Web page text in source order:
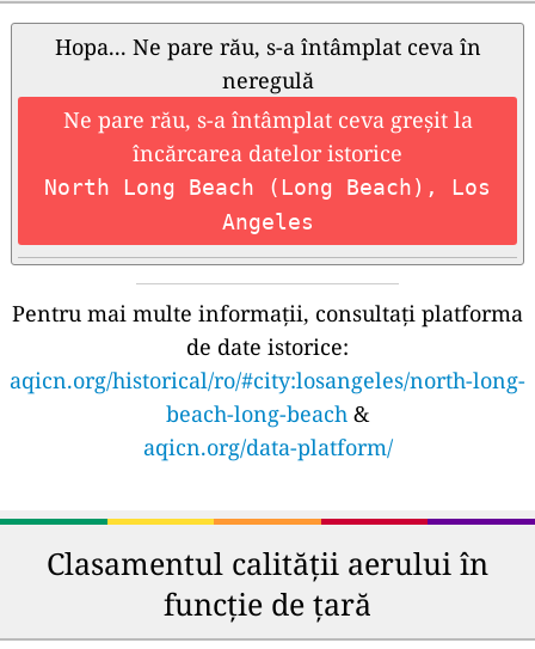
Hopa... Ne pare rău, s-a întâmplat ceva în
neregulă
Ne pare rău, s-a întâmplat ceva greșit la
încărcarea datelor istorice
North Long Beach (Long Beach), Los
Angeles
Pentru mai multe informații, consultați platforma
de date istorice:
aqicn.org/historical/ro/#city:losangeles/north-long-
beach-long-beach &
aqicn.org/data-platform/
Clasamentul calității aerului în
funcție de țară